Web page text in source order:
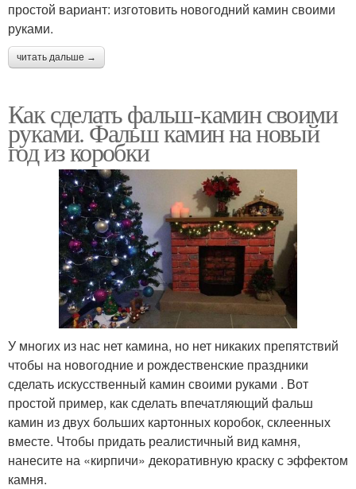
простой вариант: изготовить новогодний камин своими
руками.
читать дальше →
Как сделать фальш-камин своими
руками. Фальш камин на новый
год из коробки
У многих из нас нет камина, но нет никаких препятствий
чтобы на новогодние и рождественские праздники
сделать искусственный камин своими руками . Вот
простой пример, как сделать впечатляющий фальш
камин из двух больших картонных коробок, склеенных
вместе. Чтобы придать реалистичный вид камня,
нанесите на «кирпичи» декоративную краску с эффектом
камня.